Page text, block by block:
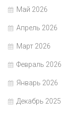
Май 2026
Апрель 2026
Март 2026
Февраль 2026
Январь 2026
Декабрь 2025